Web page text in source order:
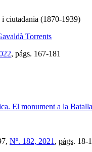
ciutadania (1870-1939)
Torrents
, págs. 167-181
El monument a la
Nº. 182, 2021 , págs. 18-